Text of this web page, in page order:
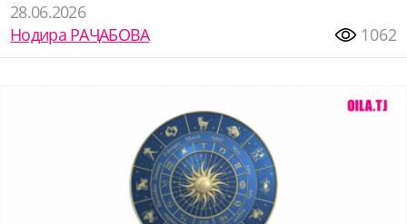
28.06.2026
Нодира РАҶАБОВА
1062